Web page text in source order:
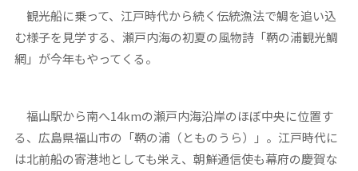
観光船に乗って、江戸時代から続く伝統漁法で鯛を追い込
む様子を見学する、瀬戸内海の初夏の風物詩「鞆の浦観光鯛
網」が今年もやってくる。
福山駅から南へ14kmの瀬戸内海沿岸のほぼ中央に位置す
る、広島県福山市の「鞆の浦（とものうら）」。江戸時代に
は北前船の寄港地としても栄え、朝鮮通信使も幕府の慶賀な